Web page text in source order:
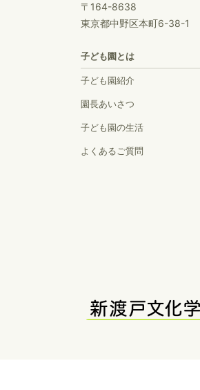
〒164-8638
東京都中野区本町6-38-1
子ども園とは
子ども園紹介
園長あいさつ
子ども園の生活
よくあるご質問